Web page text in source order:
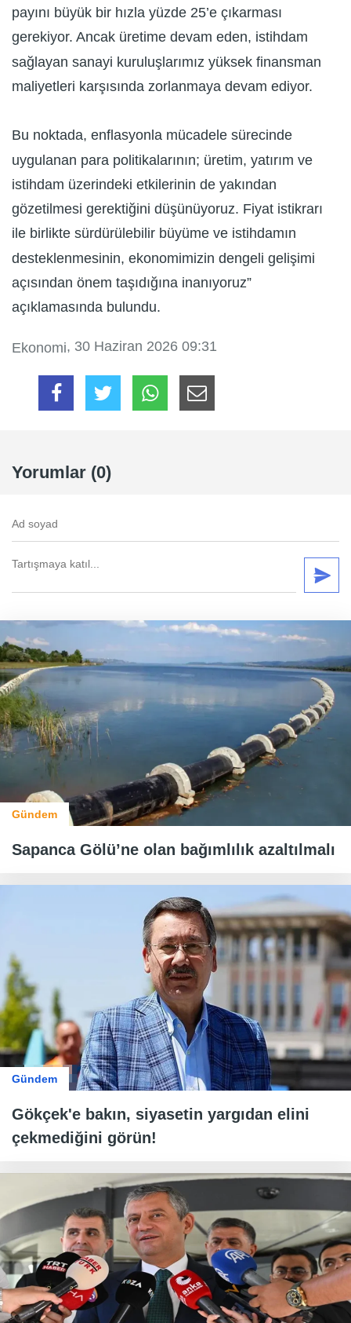
payını büyük bir hızla yüzde 25’e çıkarması
gerekiyor. Ancak üretime devam eden, istihdam
sağlayan sanayi kuruluşlarımız yüksek finansman
maliyetleri karşısında zorlanmaya devam ediyor.
Bu noktada, enflasyonla mücadele sürecinde
uygulanan para politikalarının; üretim, yatırım ve
istihdam üzerindeki etkilerinin de yakından
gözetilmesi gerektiğini düşünüyoruz. Fiyat istikrarı
ile birlikte sürdürülebilir büyüme ve istihdamın
desteklenmesinin, ekonomimizin dengeli gelişimi
açısından önem taşıdığına inanıyoruz”
açıklamasında bulundu.
Ekonomi, 30 Haziran 2026 09:31
Yorumlar (0)
Gündem
Sapanca Gölü’ne olan bağımlılık azaltılmalı
Gündem
Gökçek'e bakın, siyasetin yargıdan elini
çekmediğini görün!